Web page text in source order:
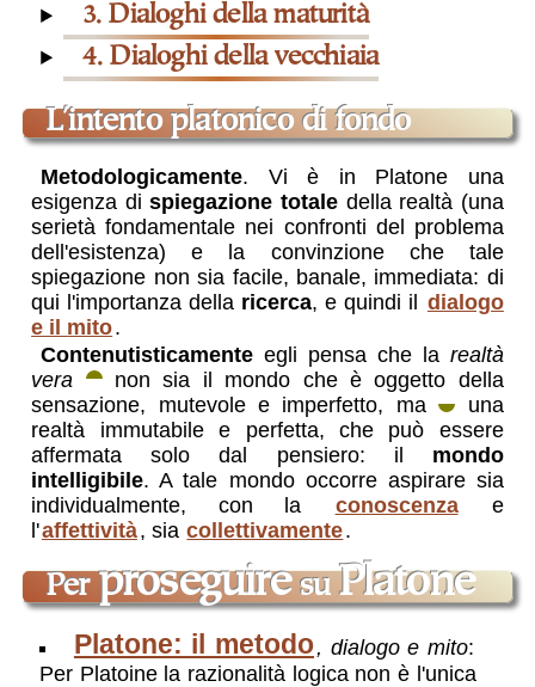
3. Dialoghi della maturità
4. Dialoghi della vecchiaia
l'intento platonico di fondo
Metodologicamente. Vi è in Platone una
esigenza dispiegazione totale della realtà (una
serietà fondamentale nei confronti del problema
dell'esistenza) e la convinzione che tale
spiegazione non sia facile, banale, immediata: di
qui l'importanza della ricerca, e quindi il dialogo
e il mito.
Contenutisticamente egli pensa che la realtà
vera
non sia il mondo che è oggetto della
sensazione, mutevole e imperfetto, ma
una
realtà immutabile e perfetta, che può essere
affermata solo dal pensiero: il mondo
intelligibile. A tale mondo occorre aspirare sia
individualmente, con la
conoscenza e
l'affettività, sia collettivamente.
per proseguiresu Platone
Platone: il metodo, dialogo e mito:
Per Platoine la razionalità logica non è l'unica